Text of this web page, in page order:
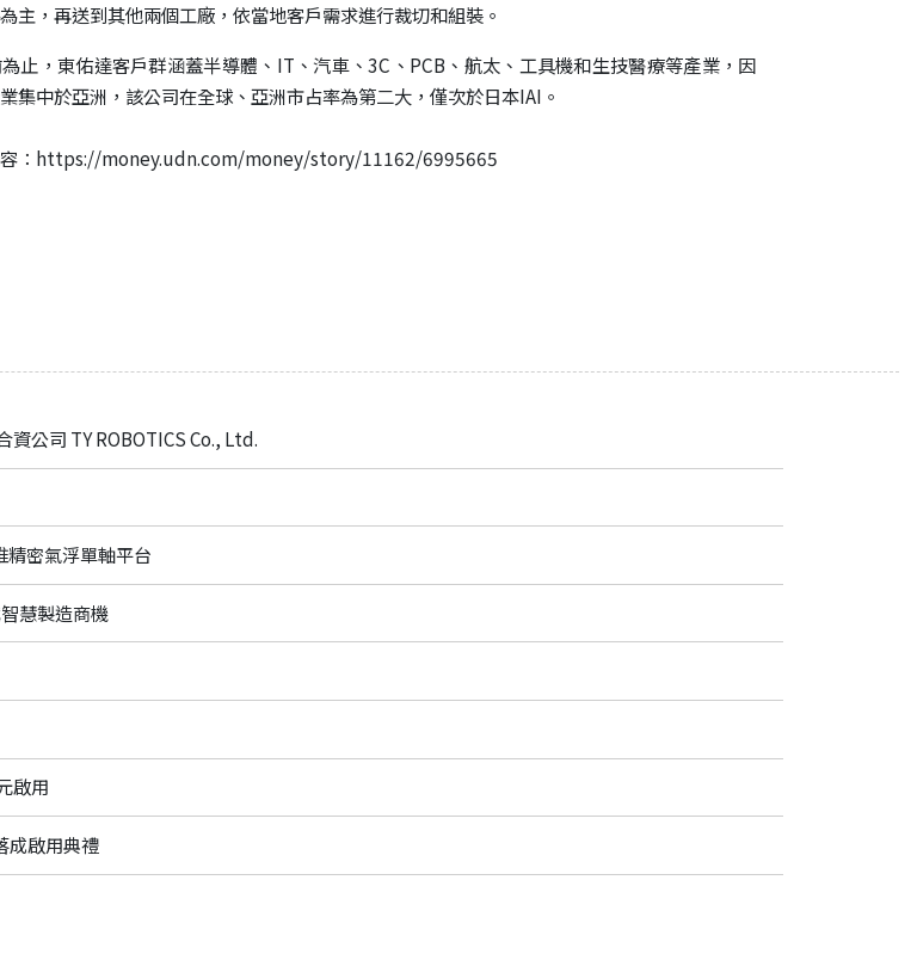
主，再送到其他兩個工廠，依當地客戶需求進行裁切和組裝。
止，東佑達客戶群涵蓋半導體、IT、汽車、3C、PCB、航太、工具機和生技醫療等產業，因
集中於亞洲，該公司在全球、亞洲市占率為第二大，僅次於日本IAI。
： https://money.udn.com/money/story/11162/6995665
資公司 TY ROBOTICS Co., Ltd.
密氣浮單軸平台
慧製造商機
啟用
成啟用典禮